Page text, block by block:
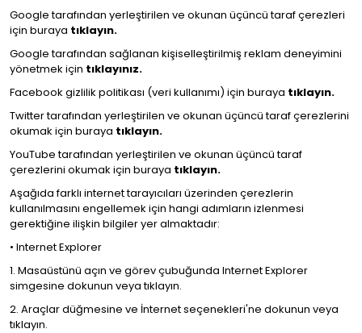
Google tarafından yerleştirilen ve okunan üçüncü taraf çerezleri
için buraya tıklayın.
Google tarafından sağlanan kişiselleştirilmiş reklam deneyimini
yönetmek için tıklayınız.
Facebook gizlilik politikası (veri kullanımı) için buraya tıklayın.
Twitter tarafından yerleştirilen ve okunan üçüncü taraf çerezlerini
okumak için buraya tıklayın.
YouTube tarafından yerleştirilen ve okunan üçüncü taraf
çerezlerini okumak için buraya tıklayın.
Aşağıda farklı internet tarayıcıları üzerinden çerezlerin
kullanılmasını engellemek için hangi adımların izlenmesi
gerektiğine ilişkin bilgiler yer almaktadır:
• Internet Explorer
1. Masaüstünü açın ve görev çubuğunda Internet Explorer
simgesine dokunun veya tıklayın.
2. Araçlar düğmesine ve İnternet seçenekleri'ne dokunun veya
tıklayın.